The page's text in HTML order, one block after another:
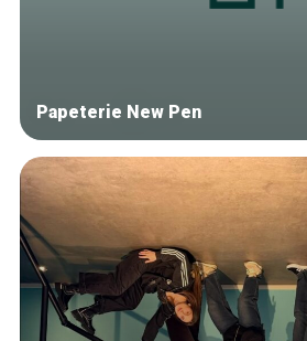
Papeterie New Pen